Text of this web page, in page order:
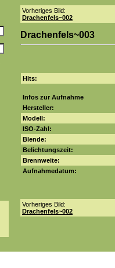
Vorheriges Bild:
Drachenfels~002
Drachenfels~003
Hits:
Infos zur Aufnahme
Hersteller:
Modell:
ISO-Zahl:
Blende:
Belichtungszeit:
Brennweite:
Aufnahmedatum:
Vorheriges Bild:
Drachenfels~002